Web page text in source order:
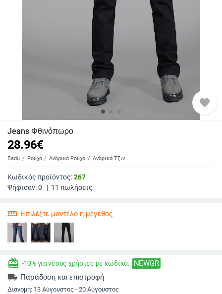
favorite
Jeans Φθινόπωρο
28.96€
Badu Ρούχα Ανδρικά Ρούχα Ανδρικά Τζιν
Κωδικός προϊόντος:267
Ψήφισαν:0 | 11 πωλήσεις
straighten Επιλέξτε μοντέλο ή μέγεθος
redeem -10% για νέους χρήστες με κωδικό: NEWGR
local_shipping Παράδοση και επιστροφή
Διανομή: 13 Αύγουστος - 20 Αύγουστος